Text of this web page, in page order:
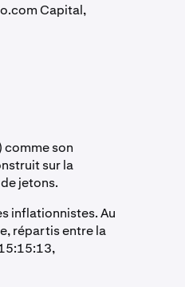
Capital,
comme son
sur la
jetons.
inflationnistes. Au
répartis entre la